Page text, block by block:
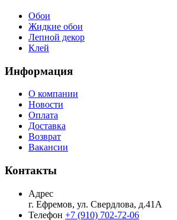
Обои
Жидкие обои
Лепной декор
Клей
Информация
О компании
Новости
Оплата
Доставка
Возврат
Вакансии
Контакты
Адрес
г. Ефремов, ул. Свердлова, д.41А
Телефон +7 (910) 702-72-06